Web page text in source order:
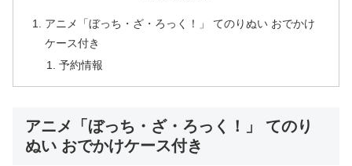
アニメ「ぼっち・ざ・ろっく！」 てのりぬい おでかけ
ケース付き
予約情報
アニメ「ぼっち・ざ・ろっく！」 てのり
ぬい おでかけケース付き